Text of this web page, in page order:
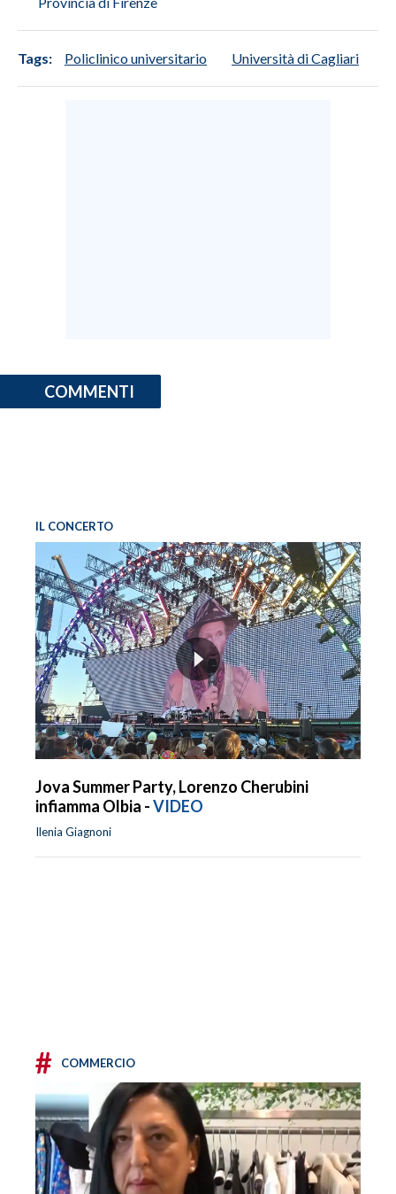
Tags: Policlinico universitario Università di Cagliari
COMMENTI
IL CONCERTO
Jova Summer Party, Lorenzo Cherubini
infiamma Olbia -VIDEO
Ilenia Giagnoni
# COMMERCIO